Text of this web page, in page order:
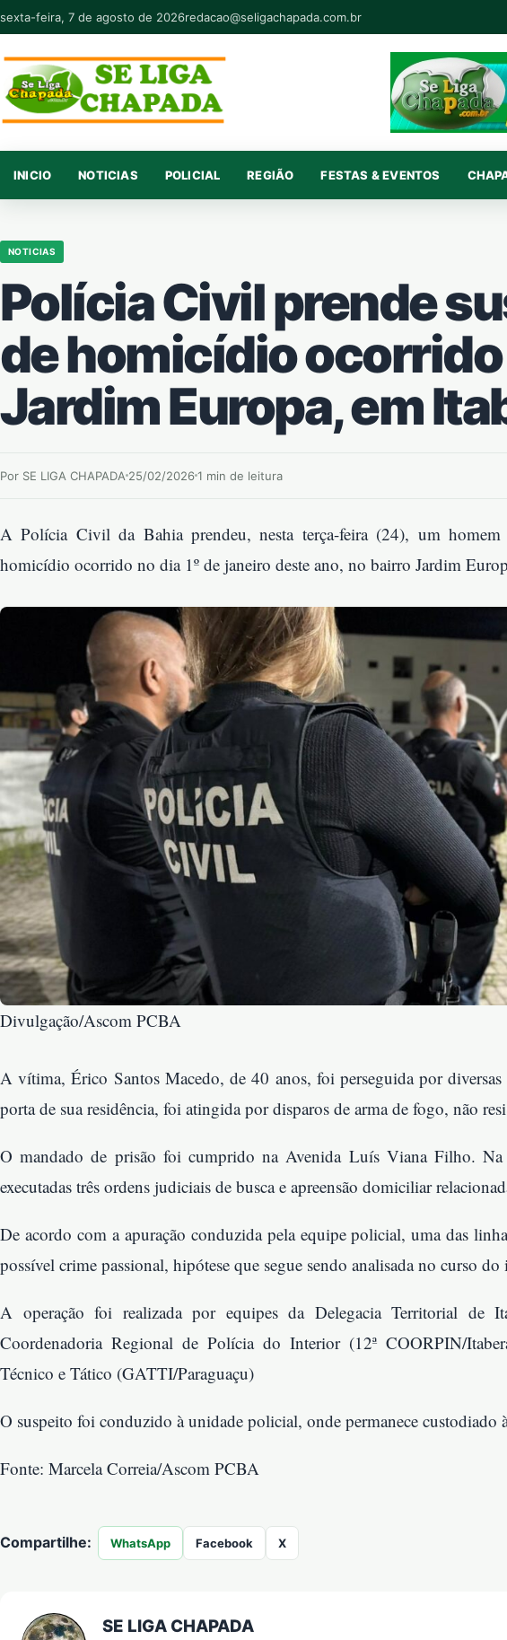
Pular para o conteúdo
sexta-feira, 7 de agosto de 2026redacao@seligachapada.com.br
INICIO NOTICIAS POLICIAL REGIÃO FESTAS & EVENTOS
NOTICIAS
Polícia Civil prende
de homicídio
Jardim Europa, em
Por SE LIGA CHAPADA 25/02/20261 min de leitura
A Polícia Civil da Bahia prendeu, nesta terça-feira (24), um
homicídio ocorrido no dia 1º de janeiro deste ano, no bairro Jardim
Divulgação/Ascom PCBA
A vítima, Érico Santos Macedo, de 40 anos, foi perseguida por diversas
porta de sua residência, foi atingida por disparos de arma de fogo, não
O mandado de prisão foi cumprido na Avenida Luís Viana Filho. Na
executadas três ordens judiciais de busca e apreensão domiciliar
De acordo com a apuração conduzida pela equipe policial, uma das
possível crime passional, hipótese que segue sendo analisada no curso
A operação foi realizada por equipes da Delegacia Territorial de
Coordenadoria Regional de Polícia do Interior (12ª COORPIN/
Técnico e Tático (GATTI/Paraguaçu)
O suspeito foi conduzido à unidade policial, onde permanece custodiado
Fonte: Marcela Correia/Ascom PCBA
Compartilhe: WhatsApp Facebook X
SE LIGA CHAPADA